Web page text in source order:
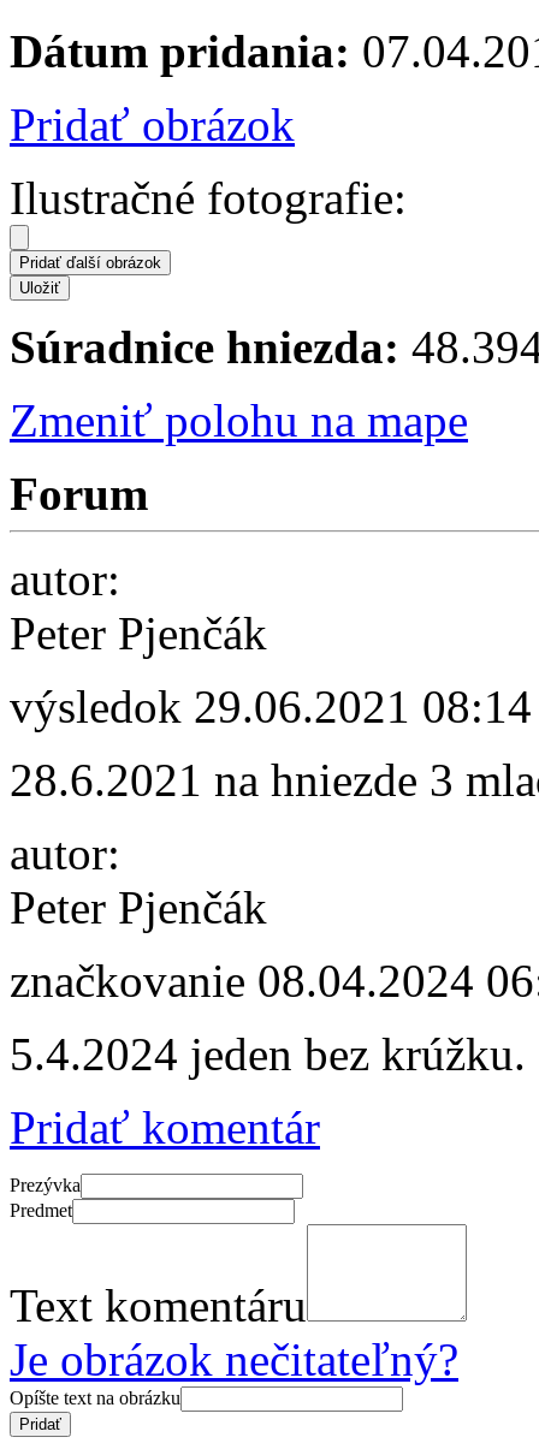
Dátum pridania:
Pridať obrázok
Ilustračné fotografie:
Súradnice hniezda:
Zmeniť polohu na mape
Forum
autor:
Peter Pjenčák
výsledok 29.06.2021 08:14
28.6.2021 na hniezde 3
autor:
Peter Pjenčák
značkovanie 08.04.2024
5.4.2024 jeden bez krúžku.
Pridať komentár
Prezývka
Predmet
Text komentáru
Je obrázok nečitateľný?
Opíšte text na obrázku